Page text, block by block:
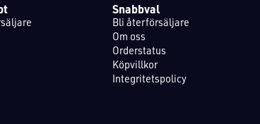
Snabbval
Bli återförsäljare
Om oss
Orderstatus
Köpvillkor
Integritetspolicy